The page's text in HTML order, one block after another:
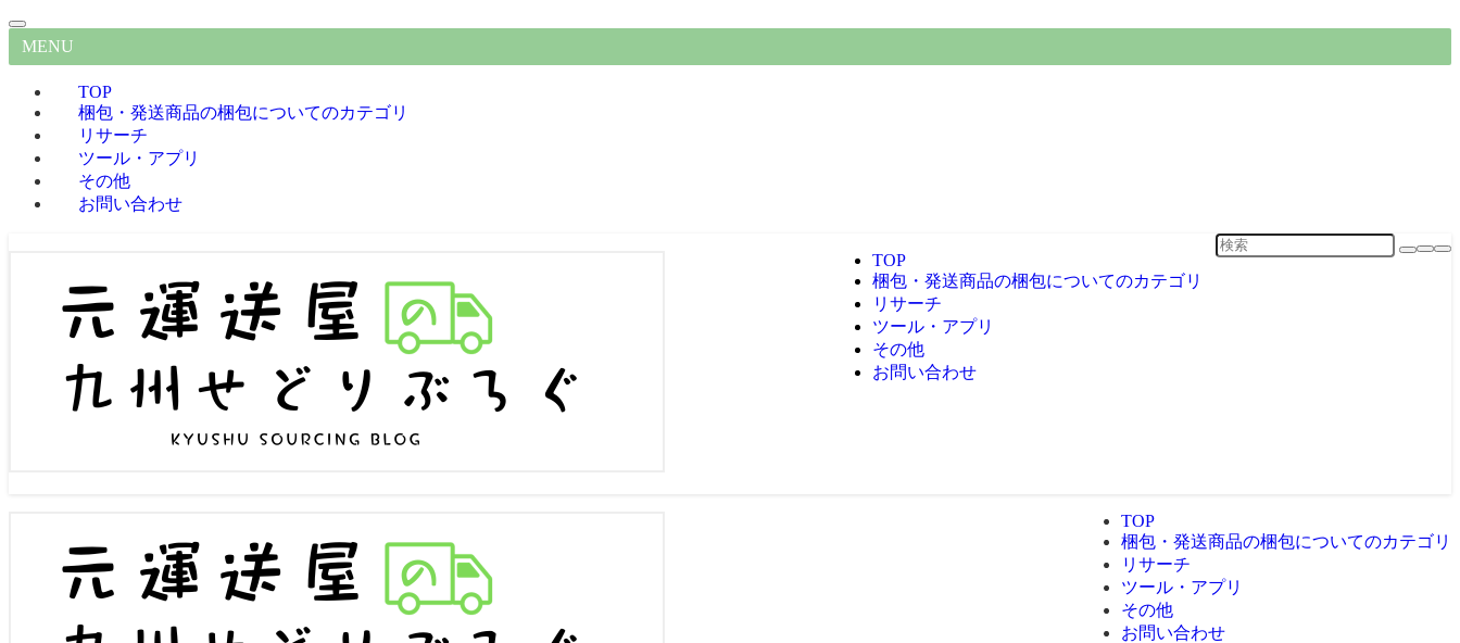
MENU
TOP
梱包・発送商品の梱包についてのカテゴリ
リサーチ
ツール・アプリ
その他
お問い合わせ
TOP
梱包・発送商品の梱包についてのカテゴリ
リサーチ
ツール・アプリ
その他
お問い合わせ
TOP
梱包・発送商品の梱包についてのカテゴリ
リサーチ
ツール・アプリ
その他
お問い合わせ